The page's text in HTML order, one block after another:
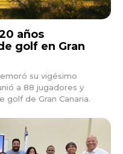
años
golf en Gran
su vigésimo
a 88 jugadores y
golf de Gran Canaria.